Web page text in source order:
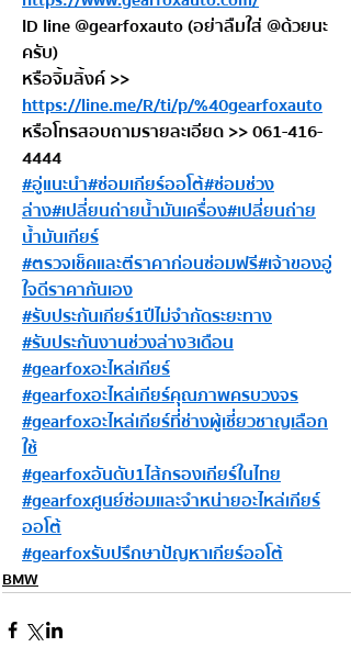
ID line @gearfoxauto (อย่าลืมใส่ @ด้วยนะ
ครับ)
หรือจิ้มลิ้งค์ >>
https://line.me/R/ti/p/%40gearfoxauto
หรือโทรสอบถามรายละเอียด >> 061-416-
4444
#อู่แนะนำ#ซ่อมเกียร์ออโต้#ซ่อมช่วง
ล่าง#เปลี่ยนถ่ายน้ำมันเครื่อง#เปลี่ยนถ่าย
น้ำมันเกียร์
#ตรวจเช็คและตีราคาก่อนซ่อมฟรี#เจ้าของอู่
ใจดีราคากันเอง
#รับประกันเกียร์1ปีไม่จำกัดระยะทาง
#รับประกันงานช่วงล่าง3เดือน
#gearfoxอะไหล่เกียร์
#gearfoxอะไหล่เกียร์คุณภาพครบวงจร
#gearfoxอะไหล่เกียร์ที่ช่างผู้เชี่ยวชาญเลือก
ใช้
#gearfoxอันดับ1ไส้กรองเกียร์ในไทย
#gearfoxศูนย์ซ่อมและจำหน่ายอะไหล่เกียร์
ออโต้
#gearfoxรับปรึกษาปัญหาเกียร์ออโต้
BMW